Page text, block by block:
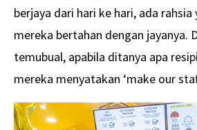
berjaya dari hari ke hari, ada
mereka bertahan dengan jayanya.
temubual, apabila ditanya apa
mereka menyatakan ‘make our